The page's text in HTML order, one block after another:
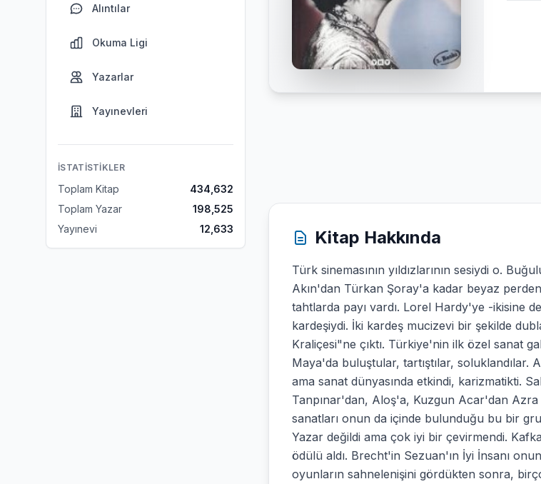
Alıntılar
Okuma Ligi
Yazarlar
Yayınevleri
İSTATISTIKLER
Toplam Kitap
434,632
Toplam Yazar
198,525
Yayınevi
12,633 Kitap Hakkında
Türk sinemasının yıldızlarının sesiydi o.
Akın'dan Türkan Şoray'a kadar beyaz
tahtlarda payı vardı. Lorel Hardy'ye -ikisine
kardeşiydi. İki kardeş mucizevi bir şekilde
Kraliçesi"ne çıktı. Türkiye'nin ilk özel sanat
Maya'da buluştular, tartıştılar, soluklandılar.
ama sanat dünyasında etkindi, karizmatikti.
Tanpınar'dan, Aloş'a, Kuzgun Acar'dan
sanatları onun da içinde bulunduğu bu bir
Yazar değildi ama çok iyi bir çevirmendi.
ödülü aldı. Brecht'in Sezuan'ın İyi İnsanı
oyunların sahnelenişini gördükten sonra,